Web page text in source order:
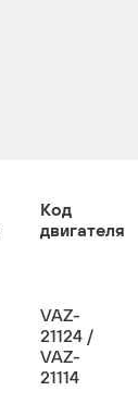
Код
двигателя
VAZ-
21124 /
VAZ-
21114